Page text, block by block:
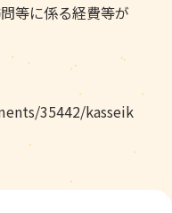
等に係る経費等が
35442/kasseik